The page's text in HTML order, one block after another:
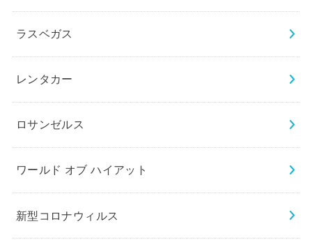
ラスベガス
レンタカー
ロサンゼルス
ワールド オブ ハイアット
新型コロナウィルス